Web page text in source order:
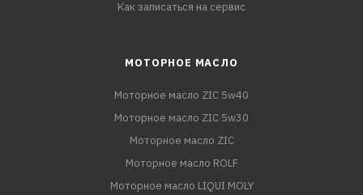
Как записаться на сервис
МОТОРНОЕ МАСЛО
Моторное масло ZIC 5w40
Моторное масло ZIC 5w30
Моторное масло ZIC
Моторное масло ROLF
Моторное масло LIQUI MOLY